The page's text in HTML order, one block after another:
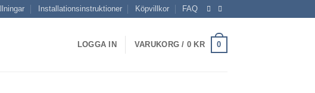
Installationsinstruktioner Köpvillkor FAQ
LOGGA IN VARUKORG / 0 KR 0